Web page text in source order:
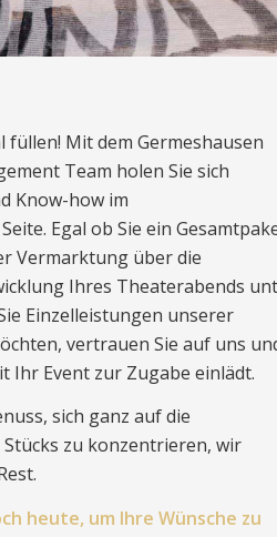
füllen! Mit dem Germeshausen
Team holen Sie sich
Know-how im
Egal ob Sie ein
Vermarktung über die
Ihres Theaterabends
Einzelleistungen unserer
vertrauen Sie auf uns
Ihr Event zur Zugabe einlädt.
sich ganz auf die
zu konzentrieren, wir
heute, um Ihre Wünsche zu